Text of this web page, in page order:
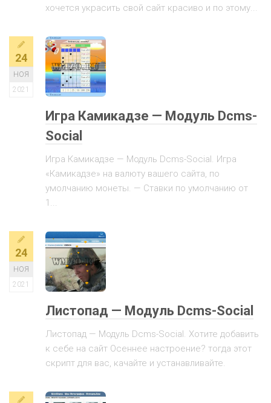
хочется украсить свой сайт красиво и по этому...
24
НОЯ
2021
Игра Камикадзе — Модуль Dcms-
Social
Игра Камикадзе — Модуль Dcms-Social. Игра
«Камикадзе» на валюту вашего cайта, по
умолчанию монеты. — Ставки по умолчанию от
1...
24
НОЯ
2021
Листопад — Модуль Dcms-Social
Листопад — Модуль Dcms-Social. Хотите добавить
к себе на сайт Осеннее настроение? тогда этот
скрипт для вас, качайте и устанавливайте.